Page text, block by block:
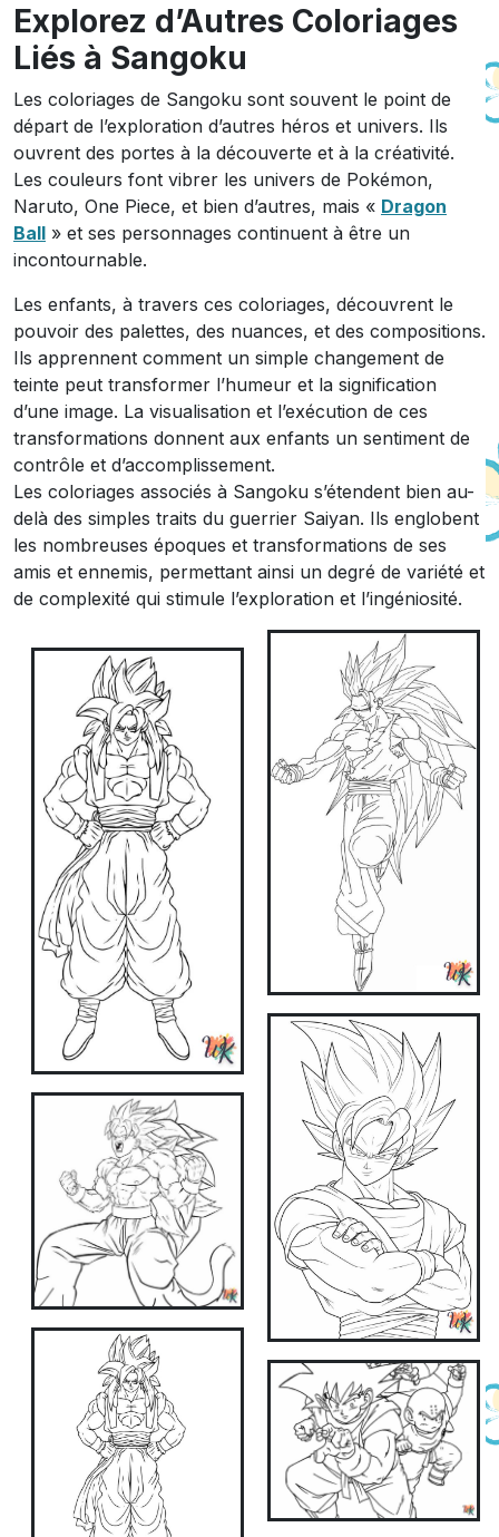
Explorez d’Autres Coloriages
Liés à Sangoku
Les coloriages de Sangoku sont souvent le point de
départ de l’exploration d’autres héros et univers. Ils
ouvrent des portes à la découverte et à la créativité.
Les couleurs font vibrer les univers de Pokémon,
Naruto, One Piece, et bien d’autres, mais « Dragon
Ball » et ses personnages continuent à être un
incontournable.
Les enfants, à travers ces coloriages, découvrent le
pouvoir des palettes, des nuances, et des compositions.
Ils apprennent comment un simple changement de
teinte peut transformer l’humeur et la signification
d’une image. La visualisation et l’exécution de ces
transformations donnent aux enfants un sentiment de
contrôle et d’accomplissement.
Les coloriages associés à Sangoku s’étendent bien au-
delà des simples traits du guerrier Saiyan. Ils englobent
les nombreuses époques et transformations de ses
amis et ennemis, permettant ainsi un degré de variété et
de complexité qui stimule l’exploration et l’ingéniosité.